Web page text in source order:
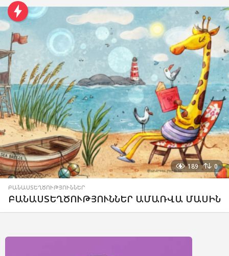
189 0
ԲԱՆԱՍՏԵՂԾՈՒԹՅՈՒՆՆԵՐ
ԲԱՆԱՍՏԵՂԾՈՒԹՅՈՒՆՆԵՐ ԱՄԱՌՎԱ ՄԱՍԻՆ